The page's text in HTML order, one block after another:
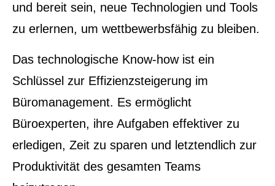
und bereit sein, neue Technologien und Tools
zu erlernen, um wettbewerbsfähig zu bleiben.
Das technologische Know-how ist ein
Schlüssel zur Effizienzsteigerung im
Büromanagement. Es ermöglicht
Büroexperten, ihre Aufgaben effektiver zu
erledigen, Zeit zu sparen und letztendlich zur
Produktivität des gesamten Teams